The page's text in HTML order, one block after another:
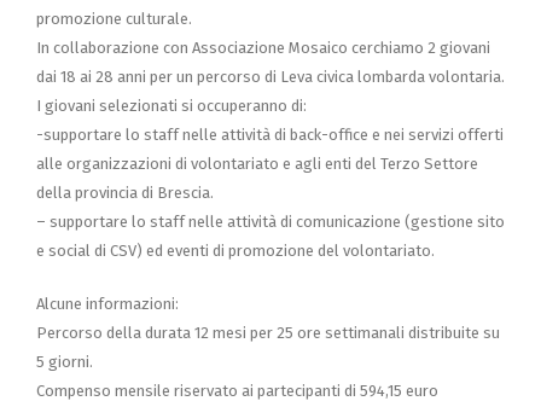
promozione culturale.
In collaborazione con Associazione Mosaico cerchiamo 2 giovani
dai 18 ai 28 anni per un percorso di Leva civica lombarda volontaria.
I giovani selezionati si occuperanno di:
-supportare lo staff nelle attività di back-office e nei servizi offerti
alle organizzazioni di volontariato e agli enti del Terzo Settore
della provincia di Brescia.
– supportare lo staff nelle attività di comunicazione (gestione sito
e social di CSV) ed eventi di promozione del volontariato.
Alcune informazioni:
Percorso della durata 12 mesi per 25 ore settimanali distribuite su
5 giorni.
Compenso mensile riservato ai partecipanti di 594,15 euro